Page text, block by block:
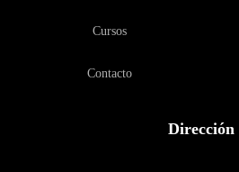
Cursos
Contacto
Dirección